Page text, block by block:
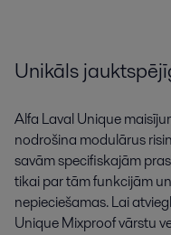
Unikāls
Alfa Laval Unique
nodrošina modulārus
savām specifiskajām
tikai par tām funkcijām
nepieciešamas. Lai
Unique Mixproof vārstu